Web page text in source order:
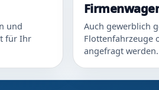
und
für Ihr
Auch gewerblich
Flottenfahrzeuge
angefragt werden.